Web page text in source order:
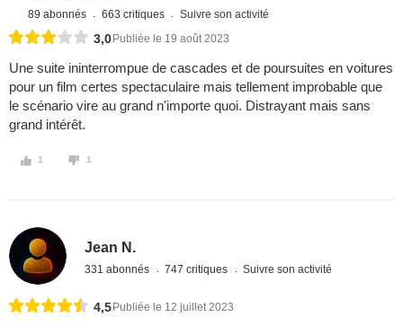
89 abonnés 663 critiques Suivre son activité
3,0Publiée le 19 août 2023
Une suite ininterrompue de cascades et de poursuites en voitures
pour un film certes spectaculaire mais tellement improbable que
le scénario vire au grand n'importe quoi. Distrayant mais sans
grand intérêt.
1 1
Jean N.
331 abonnés 747 critiques Suivre son activité
4,5Publiée le 12 juillet 2023